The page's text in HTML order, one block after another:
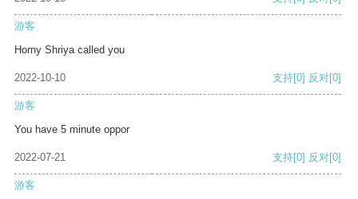
游客
Horny Shriya called you
2022-10-10 支持[0] 反对[0]
游客
You have 5 minute oppor
2022-07-21 支持[0] 反对[0]
游客